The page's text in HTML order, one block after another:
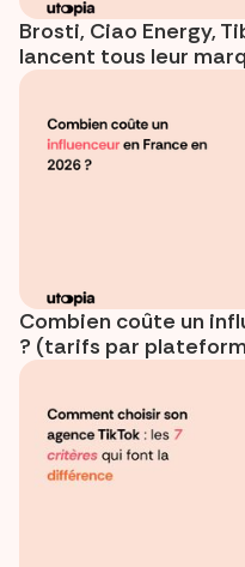
Brosti, Ciao Energy,
lancent tous leur
Combien coûte un
? (tarifs par